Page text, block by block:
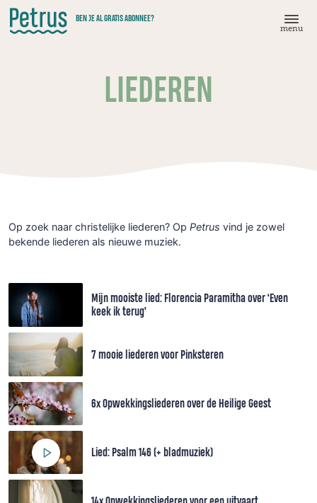
Doorgaan
naar
hoofdinhoud
BEN JE AL GRATIS ABONNEE?
menu
LIEDEREN
Op zoek naar christelijke liederen? Op Petrus vind je zowel
bekende liederen als nieuwe muziek.
Mijn mooiste lied: Florencia Paramitha over ‘Even
keek ik terug’
7 mooie liederen voor Pinksteren
6x Opwekkingsliederen over de Heilige Geest
Lied: Psalm 146 (+ bladmuziek)